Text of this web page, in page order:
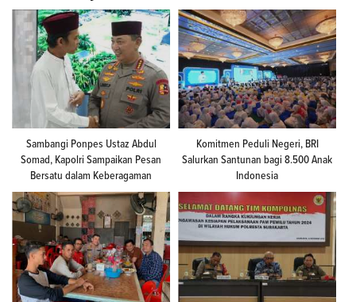
Sambangi Ponpes Ustaz Abdul
Somad, Kapolri Sampaikan Pesan
Bersatu dalam Keberagaman
Komitmen Peduli Negeri, BRI
Salurkan Santunan bagi 8.500 Anak
Indonesia